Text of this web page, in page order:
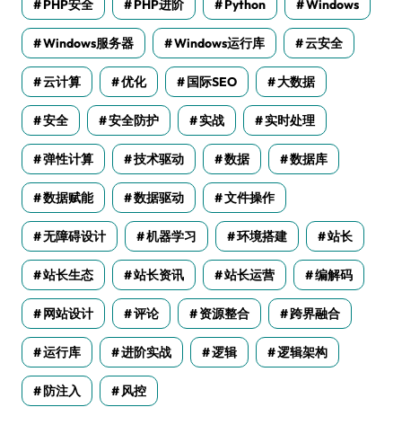
PHP安全 PHP进阶 Python Windows
Windows服务器 Windows运行库 云安全
云计算 优化 国际SEO 大数据
安全 安全防护 实战 实时处理
弹性计算 技术驱动 数据 数据库
数据赋能 数据驱动 文件操作
无障碍设计 机器学习 环境搭建 站长
站长生态 站长资讯 站长运营 编解码
网站设计 评论 资源整合 跨界融合
运行库 进阶实战 逻辑 逻辑架构
防注入 风控